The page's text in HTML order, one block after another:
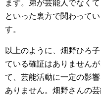
ます。弟が芸能人でなく
といった裏方で関わって
す。
以上のように、畑野ひろ
ている確証はありません
て、芸能活動に一定の影
ありません。畑野さんの